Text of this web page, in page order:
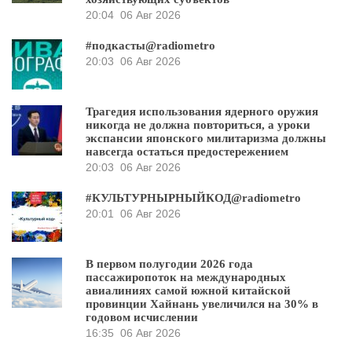
20:04 06 Авг 2026
#подкасты@radiometro
20:03 06 Авг 2026
Трагедия использования ядерного оружия
никогда не должна повториться, а уроки
экспансии японского милитаризма должны
навсегда остаться предостережением
20:03 06 Авг 2026
#КУЛЬТУРНЫРНЫЙКОД@radiometro
20:01
06 Авг 2026
В первом полугодии 2026 года
пассажиропоток на международных
авиалиниях самой южной китайской
провинции Хайнань увеличился на 30% в
годовом исчислении
16:35 06 Авг 2026